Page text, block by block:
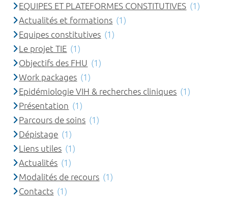
EQUIPES ET PLATEFORMES CONSTITUTIVES (1)
Actualités et formations (1)
Equipes constitutives (1)
Le projet TIE (1)
Objectifs des FHU (1)
Work packages (1)
Epidémiologie VIH & recherches cliniques (1)
Présentation (1)
Parcours de soins (1)
Dépistage (1)
Liens utiles (1)
Actualités (1)
Modalités de recours (1)
Contacts (1)